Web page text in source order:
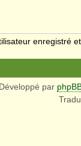
enregistré
Développé par